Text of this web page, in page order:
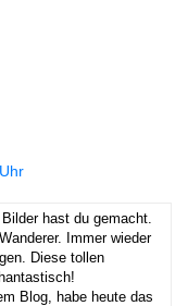
hast du gemacht.
Immer wieder
Diese tollen
Blog, habe heute das